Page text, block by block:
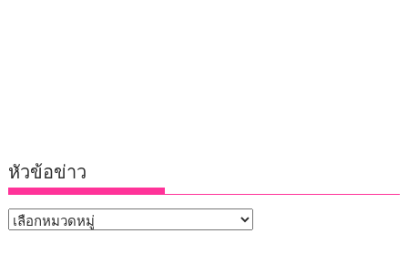
หัวข้อข่าว
หัวข้อ